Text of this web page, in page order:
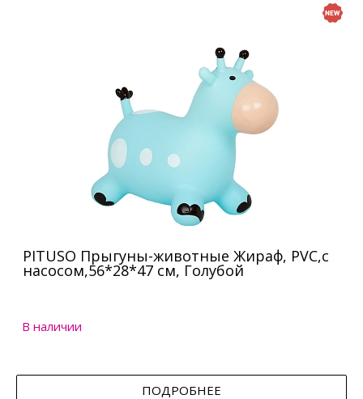
PITUSO Прыгуны-животные Жираф, PVC,с
насосом,56*28*47 см, Голубой
В наличии
ПОДРОБНЕЕ